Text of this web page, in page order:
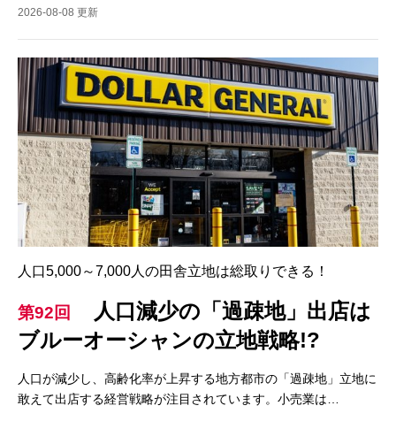
2026-08-08 更新
人口5,000～7,000人の田舎立地は総取りできる！
第92回
人口減少の「過疎地」出店は
ブルーオーシャンの立地戦略!?
人口が減少し、高齢化率が上昇する地方都市の「過疎地」立地に
敢えて出店する経営戦略が注目されています。小売業は…